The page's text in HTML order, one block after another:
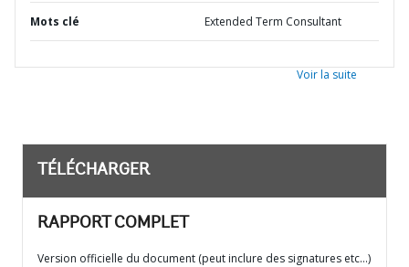
Mots clé Extended Term Consultant
Voir la suite
TÉLÉCHARGER
RAPPORT COMPLET
Version officielle du document (peut inclure des signatures etc…)